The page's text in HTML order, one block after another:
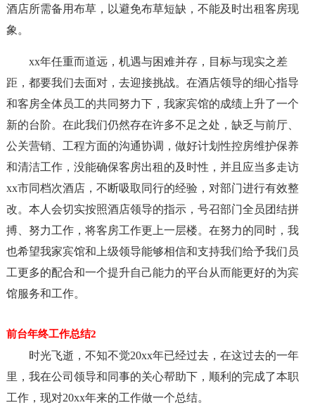
酒店所需备用布草，以避免布草短缺，不能及时出租客房现
象。
xx年任重而道远，机遇与困难并存，目标与现实之差
距，都要我们去面对，去迎接挑战。在酒店领导的细心指导
和客房全体员工的共同努力下，我家宾馆的成绩上升了一个
新的台阶。在此我们仍然存在许多不足之处，缺乏与前厅、
公关营销、工程方面的沟通协调，做好计划性控房维护保养
和清洁工作，没能确保客房出租的及时性，并且应当多走访
xx市同档次酒店，不断吸取同行的经验，对部门进行有效整
改。本人会切实按照酒店领导的指示，号召部门全员团结拼
搏、努力工作，将客房工作更上一层楼。在努力的同时，我
也希望我家宾馆和上级领导能够相信和支持我们给予我们员
工更多的配合和一个提升自己能力的平台从而能更好的为宾
馆服务和工作。
前台年终工作总结2
时光飞逝，不知不觉20xx年已经过去，在这过去的一年
里，我在公司领导和同事的关心帮助下，顺利的完成了本职
工作，现对20xx年来的工作做一个总结。